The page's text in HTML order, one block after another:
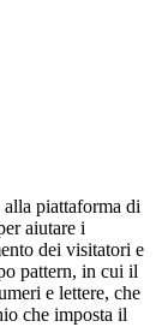
piattaforma di
aiutare i
dei visitatori e
pattern, in cui il
e lettere, che
che imposta il